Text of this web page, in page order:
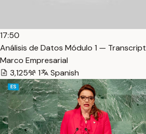
17:50
Análisis de Datos Módulo 1 — Transcript
Marco Empresarial
3,125
1 Spanish